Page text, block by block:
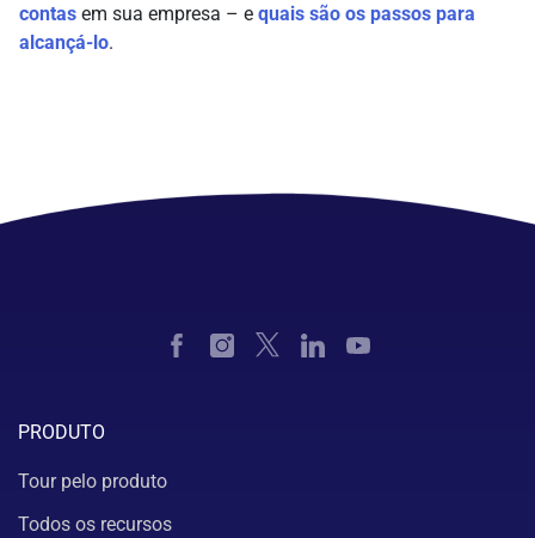
contas em sua empresa – e quais são os passos para
alcançá-lo.
PRODUTO
Tour pelo produto
Todos os recursos